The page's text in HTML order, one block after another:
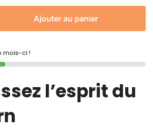
Ajouter au panier
mois-ci !
l’esprit du